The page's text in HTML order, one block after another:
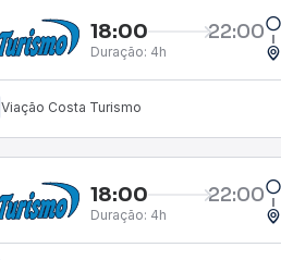
18:00 22:00
Duração: 4h
Viação Costa Turismo
18:00 22:00
Duração: 4h